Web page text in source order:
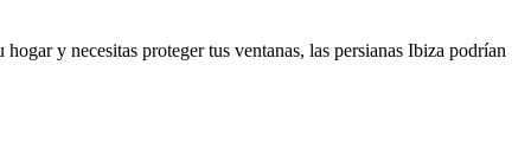
y necesitas proteger tus ventanas, las persianas Ibiza podrían